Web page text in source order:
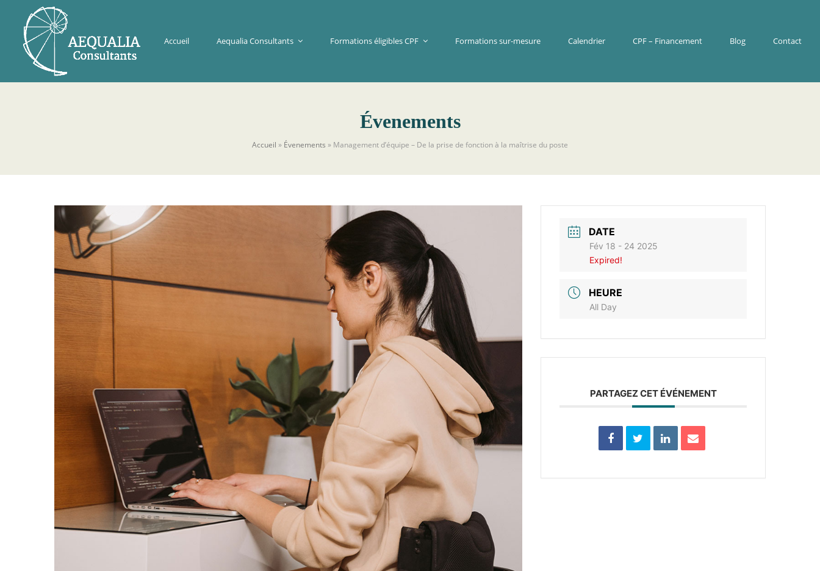
Accueil Aequalia Consultants Formations éligibles CPF Formations sur-mesure Calendrier CPF – Financement Blog Contact
Évenements
Accueil » Évenements » Management d’équipe – De la prise de fonction à la maîtrise du poste
DATE
Fév 18 - 24 2025
Expired!
HEURE
All Day
PARTAGEZ CET ÉVÉNEMENT